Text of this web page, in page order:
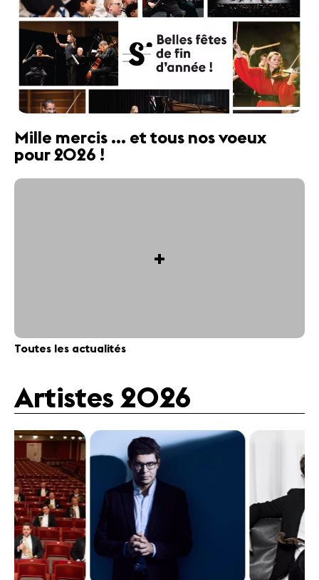
Mille mercis ... et tous nos voeux
pour 2026 !
+
Toutes les actualités
Artistes 2026